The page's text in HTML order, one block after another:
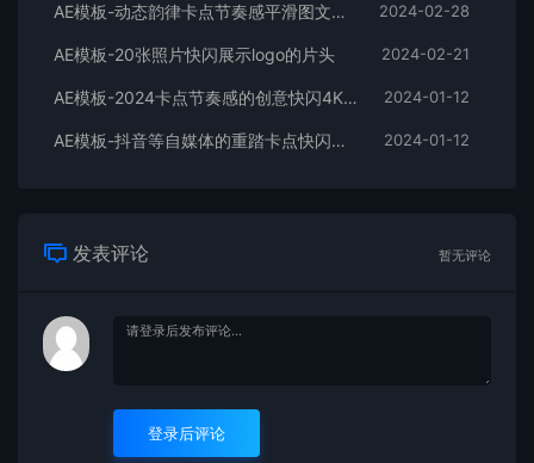
AE模板-动态韵律卡点节奏感平滑图文拼贴宣传片头 2024-02-28
AE模板-20张照片快闪展示logo的片头 2024-02-21
AE模板-2024卡点节奏感的创意快闪4K宣传片头 2024-01-12
AE模板-抖音等自媒体的重踏卡点快闪宣传开场 2024-01-12
发表评论 暂无评论
登录后评论